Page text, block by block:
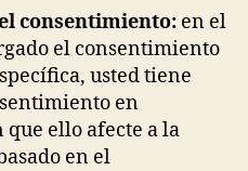
consentimiento: en el
el consentimiento
usted tiene
en
ello afecte a la
en el